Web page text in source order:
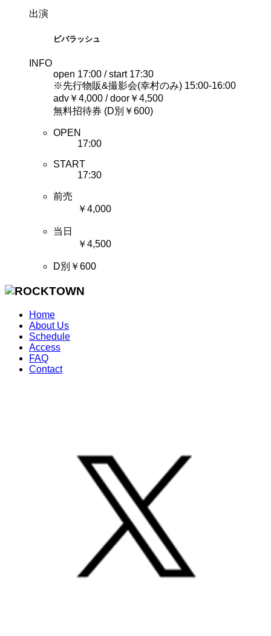
出演
ビバラッシュ
INFO
open 17:00 / start 17:30
※先行物販&撮影会(幸村のみ) 15:00-16:00
adv￥4,000 / door￥4,500
無料招待券 (D別￥600)
OPEN
17:00
START
17:30
前売
￥4,000
当日
￥4,500
D別￥600
Home
About Us
Schedule
Access
FAQ
Contact